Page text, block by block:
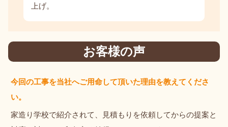
上げ。
お客様の声
今回の工事を当社へご用命して頂いた理由を教えてくださ
い。
家造り学校で紹介されて、見積もりを依頼してからの提案と